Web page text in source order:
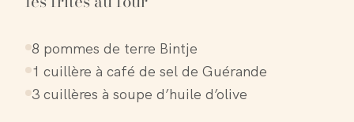
8 pommes de terre Bintje
1 cuillère à café de sel de Guérande
3 cuillères à soupe d’huile d’olive